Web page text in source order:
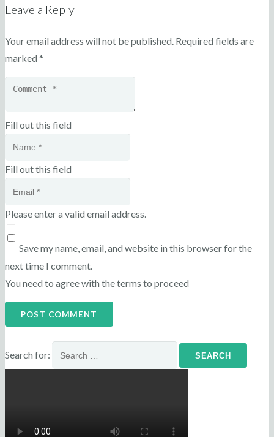
Leave a Reply
Your email address will not be published. Required fields are
marked *
Fill out this field
Fill out this field
Please enter a valid email address.
Save my name, email, and website in this browser for the
next time I comment.
You need to agree with the terms to proceed
POST COMMENT
Search for: